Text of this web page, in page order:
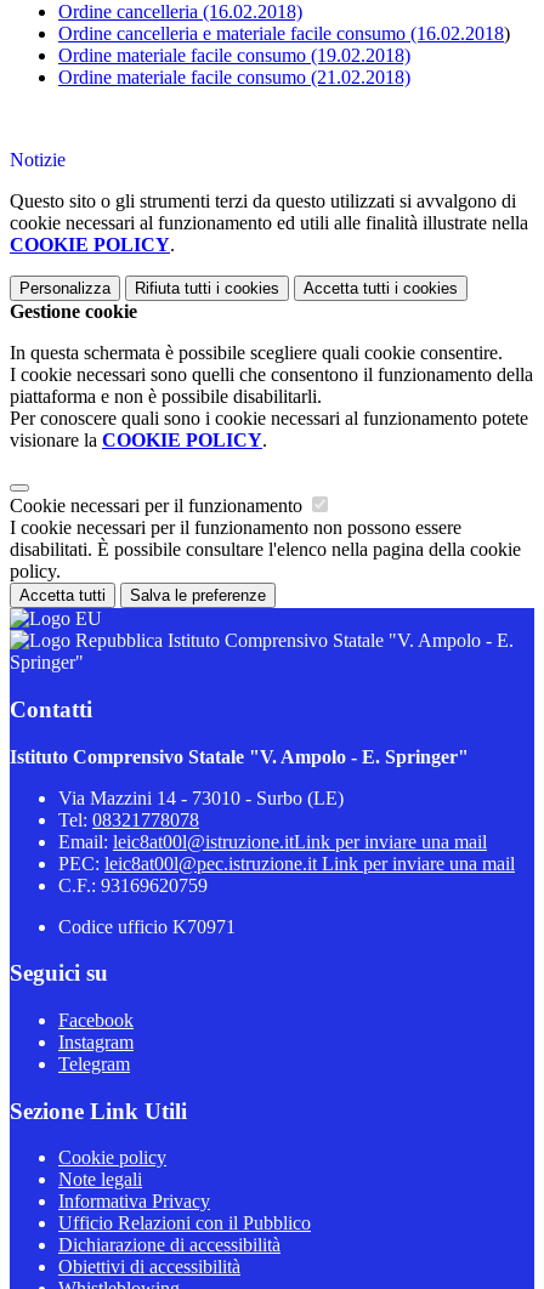
Ordine cancelleria (16.02.2018)
Ordine cancelleria e materiale facile consumo (16.02.2018)
Ordine materiale facile consumo (19.02.2018)
Ordine materiale facile consumo (21.02.2018)
Notizie
Questo sito o gli strumenti terzi da questo utilizzati si avvalgono di
cookie necessari al funzionamento ed utili alle finalità illustrate nella
COOKIE POLICY.
Personalizza Rifiuta tutti i cookies Accetta tutti i cookies
Gestione cookie
In questa schermata è possibile scegliere quali cookie consentire.
I cookie necessari sono quelli che consentono il funzionamento della
piattaforma e non è possibile disabilitarli.
Per conoscere quali sono i cookie necessari al funzionamento potete
visionare la COOKIE POLICY.
Cookie necessari per il funzionamento
I cookie necessari per il funzionamento non possono essere
disabilitati. È possibile consultare l'elenco nella pagina della cookie
policy.
Accetta tutti Salva le preferenze
Istituto Comprensivo Statale "V. Ampolo - E.
Springer"
Contatti
Istituto Comprensivo Statale "V. Ampolo - E. Springer"
Via Mazzini 14 - 73010 - Surbo (LE)
Tel: 08321778078
Email: leic8at00l@istruzione.itLink per inviare una mail
PEC: leic8at00l@pec.istruzione.it Link per inviare una mail
C.F.: 93169620759
Codice ufficio K70971
Seguici su
Facebook
Instagram
Telegram
Sezione Link Utili
Cookie policy
Note legali
Informativa Privacy
Ufficio Relazioni con il Pubblico
Dichiarazione di accessibilità
Obiettivi di accessibilità